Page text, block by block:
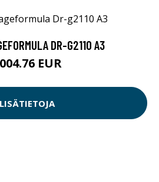
DR-G2110 A3
EUR
LISÄTIETOJA